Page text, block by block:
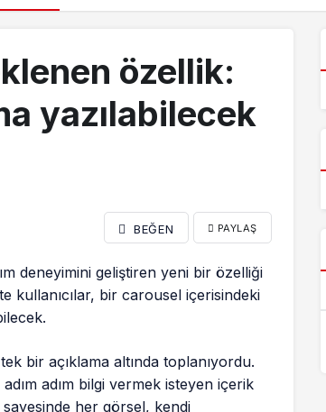
özellik:
yazılabilecek
BEĞEN PAYLAŞ
deneyimini geliştiren yeni bir özelliği
kullanıcılar, bir carousel içerisindeki
bir açıklama altında toplanıyordu.
adım bilgi vermek isteyen içerik
her görsel, kendi